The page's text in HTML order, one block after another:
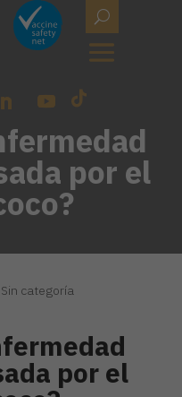
por el
Sin categoría
por el